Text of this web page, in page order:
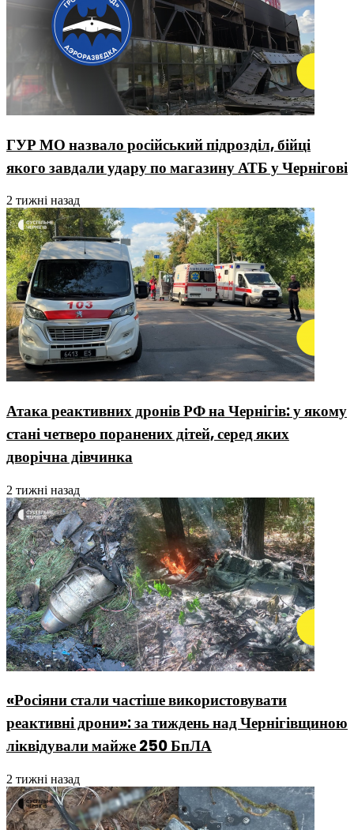
ГУР МО назвало російський підрозділ, бійці
якого завдали удару по магазину АТБ у Чернігові
2 тижні назад
Атака реактивних дронів РФ на Чернігів: у якому
стані четверо поранених дітей, серед яких
дворічна дівчинка
2 тижні назад
«Росіяни стали частіше використовувати
реактивні дрони»: за тиждень над Чернігівщиною
ліквідували майже 250 БпЛА
2 тижні назад